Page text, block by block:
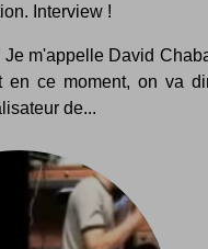
Interview !
m'appelle David
ce moment, on va
de...